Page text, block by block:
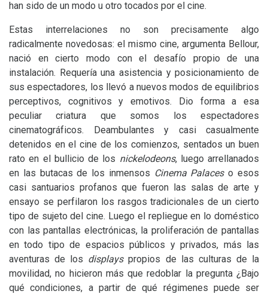
han sido de un modo u otro tocados por el cine.
Estas interrelaciones no son precisamente algo
radicalmente novedosas: el mismo cine, argumenta Bellour,
nació en cierto modo con el desafío propio de una
instalación. Requería una asistencia y posicionamiento de
sus espectadores, los llevó a nuevos modos de equilibrios
perceptivos, cognitivos y emotivos. Dio forma a esa
peculiar criatura que somos los espectadores
cinematográficos. Deambulantes y casi casualmente
detenidos en el cine de los comienzos, sentados un buen
rato en el bullicio de los nickelodeons, luego arrellanados
en las butacas de los inmensos Cinema Palaceso esos
casi santuarios profanos que fueron las salas de arte y
ensayo se perfilaron los rasgos tradicionales de un cierto
tipo de sujeto del cine. Luego el repliegue en lo doméstico
con las pantallas electrónicas, la proliferación de pantallas
en todo tipo de espacios públicos y privados, más las
aventuras de los displayspropios de las culturas de la
movilidad, no hicieron más que redoblar la pregunta ¿Bajo
qué condiciones, a partir de qué régimenes puede ser